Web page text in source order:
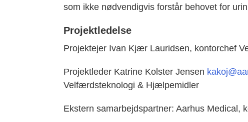
som ikke nødvendigvis forstår behovet for
Projektledelse
Projektejer Ivan Kjær Lauridsen, kontorchef
Projektleder Katrine Kolster Jensen
Velfærdsteknologi & Hjælpemidler
Ekstern samarbejdspartner: Aarhus Medical,